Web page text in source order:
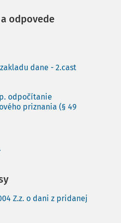
odpovede
dane - 2.cast
odpočítanie
priznania (§ 49
Z.z. o dani z pridanej